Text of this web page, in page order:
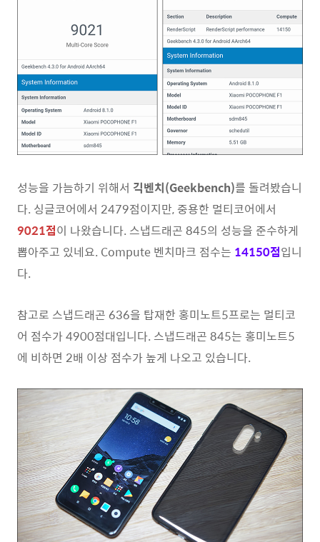
성능을 가늠하기 위해서 긱벤치(Geekbench)를 돌려봤습니
다. 싱글코어에서 2479점이지만, 중용한 멀티코어에서
9021점이 나왔습니다. 스냅드래곤 845의 성능을 준수하게
뽑아주고 있네요. Compute 벤치마크 점수는 14150점입니
다.
참고로 스냅드래곤 636을 탑재한 홍미노트5프로는 멀티코
어 점수가 4900점대입니다. 스냅드래곤 845는 홍미노트5
에 비하면 2배 이상 점수가 높게 나오고 있습니다.